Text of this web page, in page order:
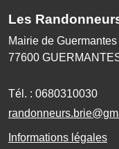
Les
Mairie de Guermantes
77600
Tél. : 0680310030
Informations légales